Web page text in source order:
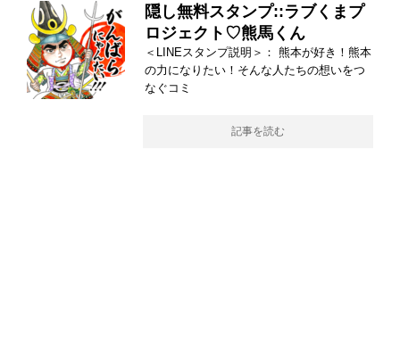
隠し無料スタンプ::ラブくまプ
ロジェクト♡熊馬くん
＜LINEスタンプ説明＞： 熊本が好き！熊本
の力になりたい！そんな人たちの想いをつ
なぐコミ
記事を読む